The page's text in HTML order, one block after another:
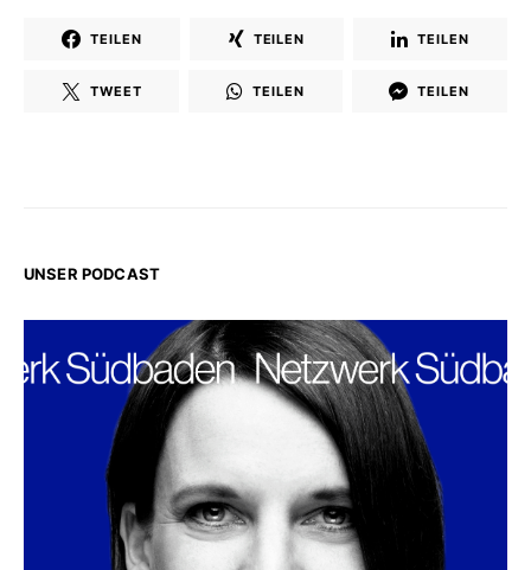
TEILEN TEILEN TEILEN
TWEET TEILEN TEILEN
UNSER PODCAST